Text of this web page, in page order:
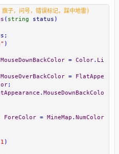
子，问号，错误标记，踩中地雷)
( string status )
;
)
MouseDownBackColor = Color. Li
MouseOverBackColor =
FlatAppe
;
. MouseDownBackColo
ForeColor = MineMap . NumColor
1 )